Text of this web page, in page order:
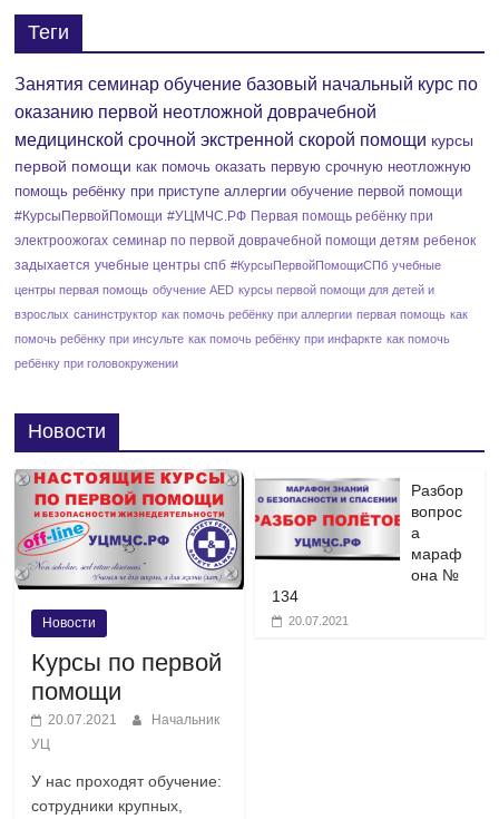
я
т
и
е
Теги
Занятия семинар обучение базовый начальный курс по
оказанию первой неотложной доврачебной
медицинской срочной экстренной скорой помощи курсы
первой помощи как помочь оказать первую срочную неотложную
помощь ребёнку при приступе аллергии обучение первой помощи
#КурсыПервойПомощи #УЦМЧС.РФ Первая помощь ребёнку при
электроожогах семинар по первой доврачебной помощи детям ребенок
задыхается учебные центры спб #КурсыПервойПомощиСПб учебные
центры первая помощь обучение AED курсы первой помощи для детей и
взрослых санинструктор как помочь ребёнку при аллергии первая помощь как
помочь ребёнку при инсульте как помочь ребёнку при инфаркте как помочь
ребёнку при головокружении
Новости
Новости
Курсы по первой
помощи
20.07.2021
Начальник
УЦ
У нас проходят обучение:
сотрудники крупных,
Разбор
вопрос
а
мараф
она №
134
20.07.2021